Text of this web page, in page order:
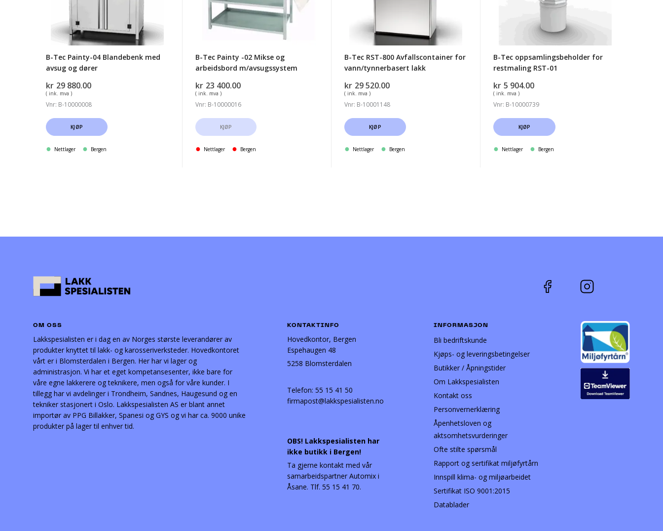
dører
B-Tec Painty-04 Blandebenk med
avsug og dører
kr 29 880.00
( ink. mva )
Vnr: B-10000008
KJØP
Nettlager Bergen
arbeidsbord
m/avsugssystem
B-Tec Painty -02 Mikse og
arbeidsbord m/avsugssystem
kr 23 400.00
( ink. mva )
Vnr: B-10000016
KJØP
Nettlager Bergen
vann/tynnerbasert
B-Tec RST-800 Avfallscontainer for
vann/tynnerbasert lakk
kr 29 520.00
( ink. mva )
Vnr: B-10001148
KJØP
Nettlager Bergen
B-Tec oppsamlingsbeholder for
restmaling RST-01
kr 5 904.00
( ink. mva )
Vnr: B-10000739
KJØP
Nettlager Bergen
OM OSS
Lakkspesialisten er i dag en av Norges største leverandører av
produkter knyttet til lakk- og karosseriverksteder. Hovedkontoret
vårt er i Blomsterdalen i Bergen. Her har vi lager og
administrasjon. Vi har et eget kompetansesenter, ikke bare for
våre egne lakkerere og teknikere, men også for våre kunder. I
tillegg har vi avdelinger i Trondheim, Sandnes, Haugesund og en
tekniker stasjonert i Oslo. Lakkspesialisten AS er blant annet
importør av PPG Billakker, Spanesi og GYS og vi har ca. 9000 unike
produkter på lager til enhver tid.
KONTAKTINFO
Hovedkontor, Bergen
Espehaugen 48
5258 Blomsterdalen
Telefon: 55 15 41 50
firmapost@lakkspesialisten.no
OBS! Lakkspesialisten har
ikke butikk i Bergen!
Ta gjerne kontakt med vår
samarbeidspartner Automix i
Åsane. Tlf. 55 15 41 70.
INFORMASJON
Bli bedriftskunde
Kjøps- og leveringsbetingelser
Butikker / Åpningstider
Om Lakkspesialisten
Kontakt oss
Personvernerklæring
Åpenhetsloven og
aktsomhetsvurderinger
Ofte stilte spørsmål
Rapport og sertifikat miljøfyrtårn
Innspill klima- og miljøarbeidet
Sertifikat ISO 9001:2015
Datablader